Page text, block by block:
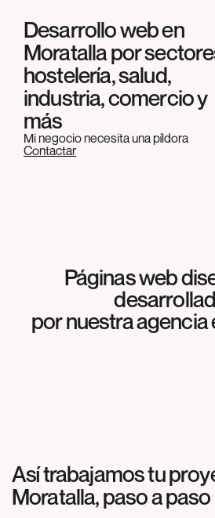
Desarrollo web en
Moratallapor
hostelería, salud,
industria, comercio y
más
Mi negocio necesita una píldora
Contactar
Páginas web
por nuestra agencia
Meliterránea
WEB
Así trabajamos tu
Moratalla, paso a paso